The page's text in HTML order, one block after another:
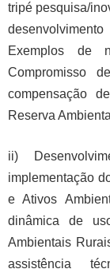
tripé pesquisa/
Exemplos de
Compromisso
compensação
Reserva
ii)
implementação
e Ativos
dinâmica de
Ambientais
assistência